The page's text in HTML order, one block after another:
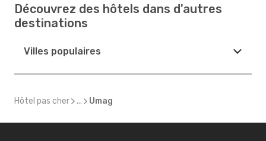
Découvrez des hôtels dans d'autres
destinations
Villes populaires
Hôtel pas cher ... Umag